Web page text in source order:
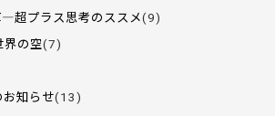
―超プラス思考のススメ(9)
界の空(7)
お知らせ(13)